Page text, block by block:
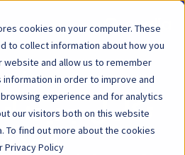
cookies on your computer. These
to collect information about how you
website and allow us to remember
information in order to improve and
experience and for analytics
our visitors both on this website
To find out more about the cookies
Policy.
العودةمنشور مدونة 10 أبريل 2025
تكامل جديد: